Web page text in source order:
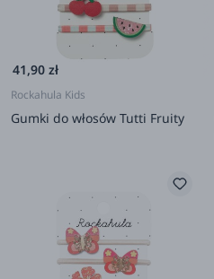
41,90 zł
Rockahula Kids
Gumki do włosów Tutti Fruity